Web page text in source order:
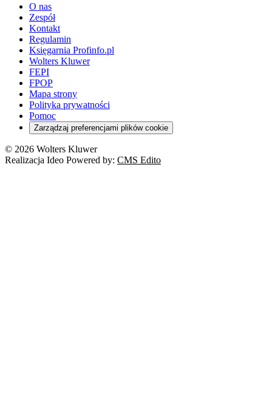
O nas
Zespół
Kontakt
Regulamin
Księgarnia Profinfo.pl
Wolters Kluwer
FEPI
FPOP
Mapa strony
Polityka prywatności
Pomoc
Zarządzaj preferencjami plików cookie
© 2026 Wolters Kluwer
Realizacja Ideo Powered by: CMS Edito